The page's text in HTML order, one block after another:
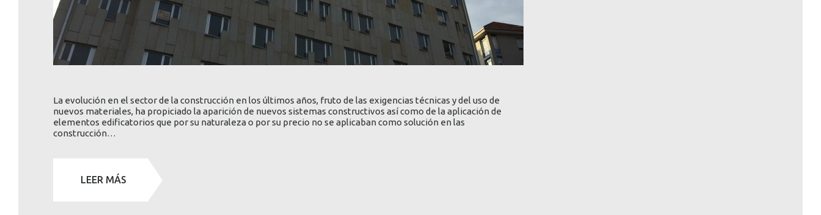
La evolución en el sector de la construcción en los últimos años, fruto de las exigencias técnicas y del uso de
nuevos materiales, ha propiciado la aparición de nuevos sistemas constructivos así como de la aplicación de
elementos edificatorios que por su naturaleza o por su precio no se aplicaban como solución en las
construcción…
LEER MÁS